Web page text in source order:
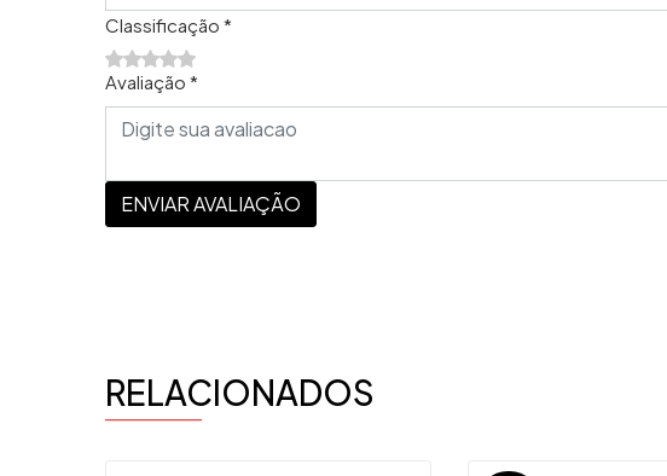
Classificação *
Avaliação *
ENVIAR AVALIAÇÃO
RELACIONADOS